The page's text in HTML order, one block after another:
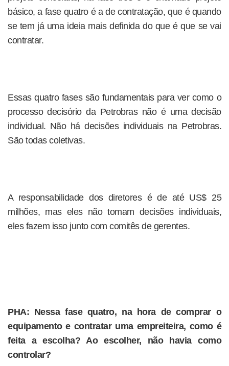
básico, a fase quatro é a de contratação, que é quando
se tem já uma ideia mais definida do que é que se vai
contratar.
Essas quatro fases são fundamentais para ver como o
processo decisório da Petrobras não é uma decisão
individual. Não há decisões individuais na Petrobras.
São todas coletivas.
A responsabilidade dos diretores é de até US$ 25
milhões, mas eles não tomam decisões individuais,
eles fazem isso junto com comitês de gerentes.
PHA: Nessa fase quatro, na hora de comprar o
equipamento e contratar uma empreiteira, como é
feita a escolha? Ao escolher, não havia como
controlar?